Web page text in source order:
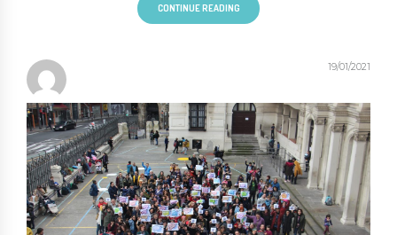
CONTINUE READING
19/01/2021